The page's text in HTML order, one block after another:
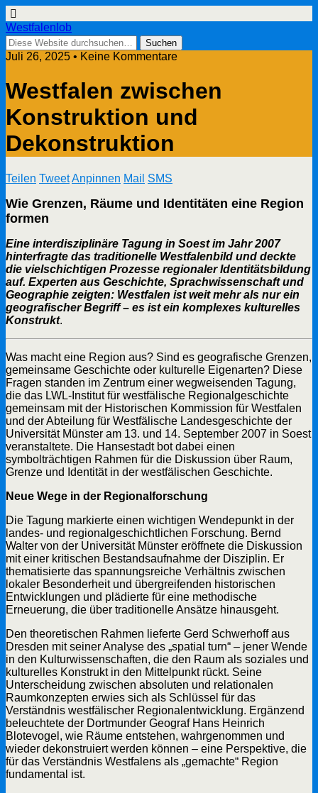
Westfalenlob
Juli 26, 2025 • Keine Kommentare
Westfalen zwischen
Konstruktion und
Dekonstruktion
Teilen TweetAnpinnen Mail SMS
Wie Grenzen, Räume und Identitäten eine Region
formen
Eine interdisziplinäre Tagung in Soest im Jahr 2007
hinterfragte das traditionelle Westfalenbild und deckte
die vielschichtigen Prozesse regionaler Identitätsbildung
auf. Experten aus Geschichte, Sprachwissenschaft und
Geographie zeigten: Westfalen ist weit mehr als nur ein
geografischer Begriff – es ist ein komplexes kulturelles
Konstrukt.
Was macht eine Region aus? Sind es geografische Grenzen,
gemeinsame Geschichte oder kulturelle Eigenarten? Diese
Fragen standen im Zentrum einer wegweisenden Tagung,
die das LWL-Institut für westfälische Regionalgeschichte
gemeinsam mit der Historischen Kommission für Westfalen
und der Abteilung für Westfälische Landesgeschichte der
Universität Münster am 13. und 14. September 2007 in Soest
veranstaltete. Die Hansestadt bot dabei einen
symbolträchtigen Rahmen für die Diskussion über Raum,
Grenze und Identität in der westfälischen Geschichte.
Neue Wege in der Regionalforschung
Die Tagung markierte einen wichtigen Wendepunkt in der
landes- und regionalgeschichtlichen Forschung. Bernd
Walter von der Universität Münster eröffnete die Diskussion
mit einer kritischen Bestandsaufnahme der Disziplin. Er
thematisierte das spannungsreiche Verhältnis zwischen
lokaler Besonderheit und übergreifenden historischen
Entwicklungen und plädierte für eine methodische
Erneuerung, die über traditionelle Ansätze hinausgeht.
Den theoretischen Rahmen lieferte Gerd Schwerhoff aus
Dresden mit seiner Analyse des „spatial turn“ – jener Wende
in den Kulturwissenschaften, die den Raum als soziales und
kulturelles Konstrukt in den Mittelpunkt rückt. Seine
Unterscheidung zwischen absoluten und relationalen
Raumkonzepten erwies sich als Schlüssel für das
Verständnis westfälischer Regionalentwicklung. Ergänzend
beleuchtete der Dortmunder Geograf Hans Heinrich
Blotevogel, wie Räume entstehen, wahrgenommen und
wieder dekonstruiert werden können – eine Perspektive, die
für das Verständnis Westfalens als „gemachte“ Region
fundamental ist.